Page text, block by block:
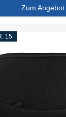
Zum Angebot
15